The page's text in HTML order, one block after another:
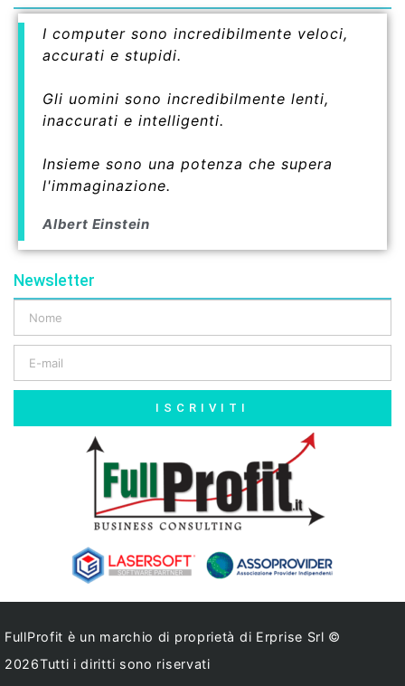
I computer sono incredibilmente veloci,
accurati e stupidi.
Gli uomini sono incredibilmente lenti,
inaccurati e intelligenti.
Insieme sono una potenza che supera
l'immaginazione.
Albert Einstein
Newsletter
ISCRIVITI
FullProfit è un marchio di proprietà di Erprise Srl ©
2026Tutti i diritti sono riservati